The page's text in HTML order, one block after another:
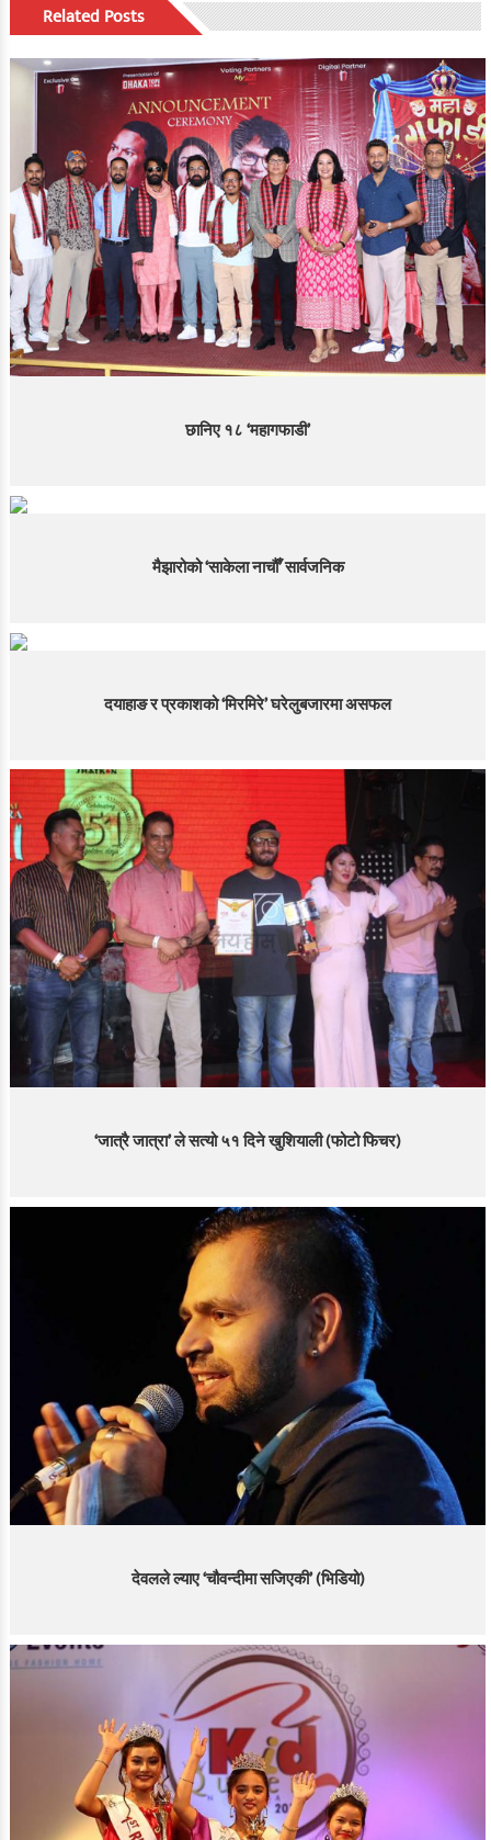
Related Posts
छानिए १८ ‘महागफाडी’
मैझारोको ‘साकेला नाचौँ’ सार्वजनिक
दयाहाङ र प्रकाशको ‘मिरमिरे’ घरेलुबजारमा असफल
‘जात्रै जात्रा’ ले सत्यो ५१ दिने खुशियाली (फोटो फिचर)
देवलले ल्याए ‘चौवन्दीमा सजिएकी’ (भिडियो)